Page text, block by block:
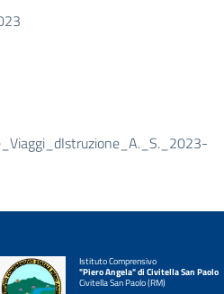
Istituto Comprensivo
"Piero Angela" di Civitella San Paolo
Civitella San Paolo (RM)